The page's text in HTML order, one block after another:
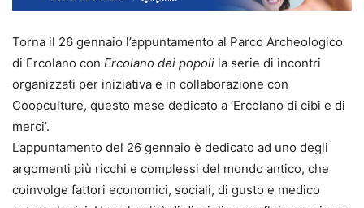
Torna il 26 gennaio l’appuntamento al Parco Archeologico
di Ercolano con Ercolano dei popoli la serie di incontri
organizzati per iniziativa e in collaborazione con
Coopculture, questo mese dedicato a ‘Ercolano di cibi e di
merci’.
L’appuntamento del 26 gennaio è dedicato ad uno degli
argomenti più ricchi e complessi del mondo antico, che
coinvolge fattori economici, sociali, di gusto e medico